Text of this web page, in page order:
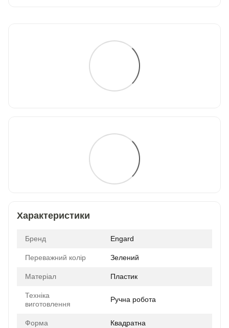
Характеристики
Бренд Engard
Переважний колір Зелений
Матеріал Пластик
Техніка
виготовлення
Ручна робота
Форма Квадратна